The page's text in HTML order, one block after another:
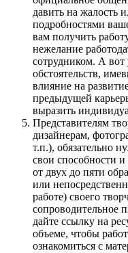
давить на жалость
подробностями
вам получить
нежелание
сотрудником. А
обстоятельств,
влияние на
предыдущей
выразить
Представителям
дизайнерам,
т.п.), обязательно
свои способности
от двух до пяти
или
работе) своего
сопроводительное
дайте ссылку на
объеме, чтобы
ознакомиться с